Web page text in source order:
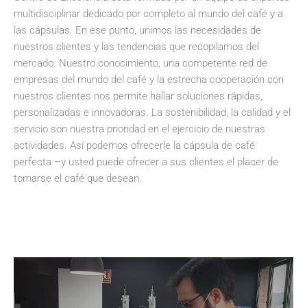
multidisciplinar dedicado por completo al mundo del café y a
las cápsulas. En ese punto, unimos las necesidades de
nuestros clientes y las tendencias que recopilamos del
mercado. Nuestro conocimiento, una competente red de
empresas del mundo del café y la estrecha cooperación con
nuestros clientes nos permite hallar soluciones rápidas,
personalizadas e innovadoras. La sostenibilidad, la calidad y el
servicio son nuestra prioridad en el ejercicio de nuestras
actividades. Así podemos ofrecerle la cápsula de café
perfecta –y usted puede ofrecer a sus clientes el placer de
tomarse el café que desean.